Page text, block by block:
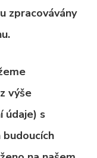
zpracovávány
výše
údaje) s